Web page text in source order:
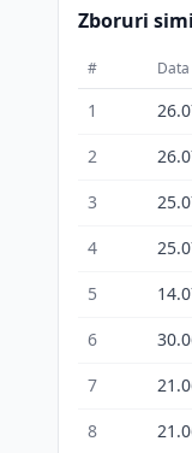
Zboruri
# Data
1
2
3
4
5
6
7
8